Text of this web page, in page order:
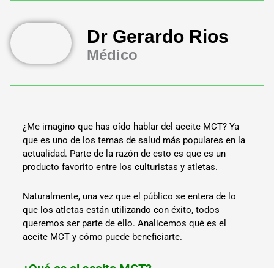
Dr Gerardo Rios
Médico
¿Me imagino que has oído hablar del aceite MCT? Ya
que es uno de los temas de salud más populares en la
actualidad. Parte de la razón de esto es que es un
producto favorito entre los culturistas y atletas.
Naturalmente, una vez que el público se entera de lo
que los atletas están utilizando con éxito, todos
queremos ser parte de ello. Analicemos qué es el
aceite MCT y cómo puede beneficiarte.